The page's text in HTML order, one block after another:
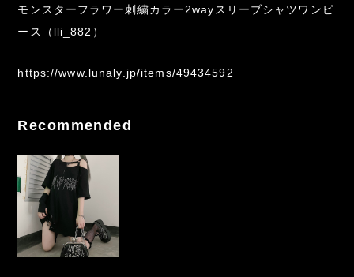
モンスターフラワー刺繍カラー2wayスリーブシャツワンピ
ース（lli_882）
https://www.lunaly.jp/items/49434592
Recommended